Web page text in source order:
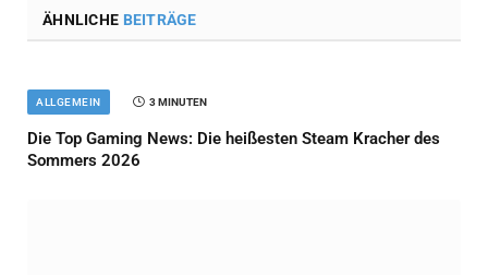
ÄHNLICHE BEITRÄGE
ALLGEMEIN 3 MINUTEN
Die Top Gaming News: Die heißesten Steam Kracher des
Sommers 2026